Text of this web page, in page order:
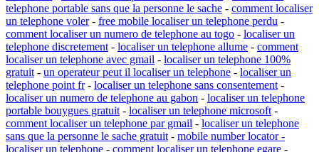
telephone portable sans que la personne le sache - comment localiser
un telephone voler- free mobile localiser un telephone perdu -
comment localiser un numero de telephone au togo - localiser un
telephone discretement - localiser un telephone allume - comment
localiser un telephone avec gmail - localiser un telephone 100%
gratuit - un operateur peut il localiser un telephone - localiser un
telephone point fr- localiser un telephone sans consentement -
localiser un numero de telephone au gabon - localiser un telephone
portable bouygues gratuit - localiser un telephone microsoft -
comment localiser un telephone par gmail - localiser un telephone
sans que la personne le sache gratuit - mobile number locator -
localiser un telephone - comment localiser un telephone egare -